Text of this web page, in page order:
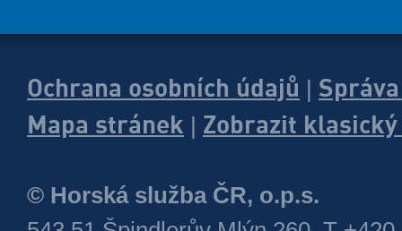
Ochrana osobních údajů
Mapa stránek
Zobrazit
© Horská služba ČR, o.p.s.